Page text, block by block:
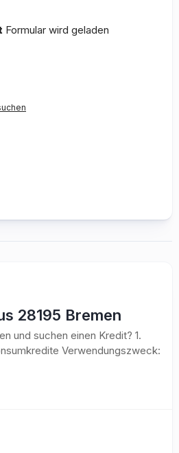
Formular wird geladen
28195 Bremen
und suchen einen Kredit? 1.
Verwendungszweck: